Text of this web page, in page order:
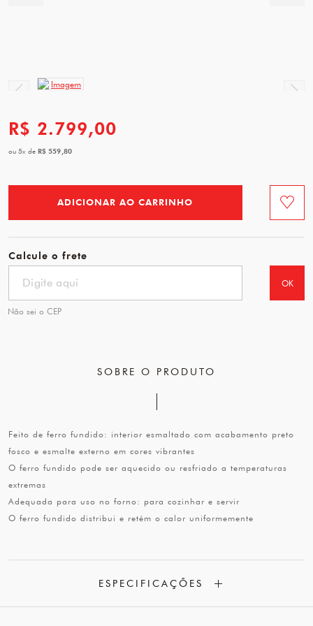
R$ 2.799,00
ou5x de R$ 559,80
ADICIONAR AO CARRINHO
Calcule o frete
OK
Não sei o CEP
SOBRE O PRODUTO
Feito de ferro fundido: interior esmaltado com acabamento preto
fosco e esmalte externo em cores vibrantes
O ferro fundido pode ser aquecido ou resfriado a temperaturas
extremas
Adequada para uso no forno: para cozinhar e servir
O ferro fundido distribui e retém o calor uniformemente
ESPECIFICAÇÕES